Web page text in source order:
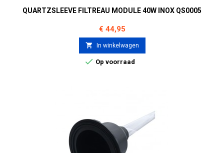
QUARTZSLEEVE FILTREAU MODULE 40W INOX QS0005
Prijs
€ 44,95
 In winkelwagen
 Op voorraad